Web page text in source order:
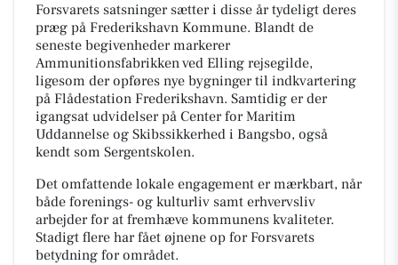
Forsvarets satsninger sætter i disse år tydeligt deres
præg på Frederikshavn Kommune. Blandt de
seneste begivenheder markerer
Ammunitionsfabrikken ved Elling rejsegilde,
ligesom der opføres nye bygninger til indkvartering
på Flådestation Frederikshavn. Samtidig er der
igangsat udvidelser på Center for Maritim
Uddannelse og Skibssikkerhed i Bangsbo, også
kendt som Sergentskolen.
Det omfattende lokale engagement er mærkbart, når
både forenings- og kulturliv samt erhvervsliv
arbejder for at fremhæve kommunens kvaliteter.
Stadigt flere har fået øjnene op for Forsvarets
betydning for området.